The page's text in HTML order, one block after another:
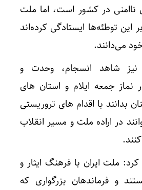
در کشور است، اما ملت
این توطئه‌ها ایستادگی کرده‌اند
می‌دانند.
نیز شاهد انسجام، وحدت و
جمعه ایلام و استان های
بدانند با اقدام های تروریستی
در اراده ملت و مسیر انقلاب
کرد: ملت ایران با فرهنگ ایثار و
و فرماندهان بزرگواری که